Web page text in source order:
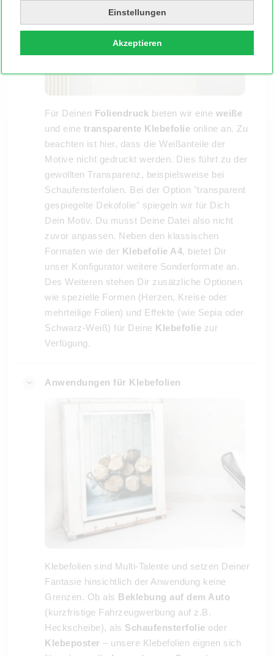
Einstellungen
Akzeptieren
Für Deinen Foliendruck bieten wir eine weiße
und eine transparente Klebefolie online an. Zu
beachten ist hier, dass die Weißanteile der
Motive nicht gedruckt werden. Dies führt zu der
gewollten Transparenz, beispielsweise bei
Schaufensterfolien. Bei der Option "transparent
gespiegelte Dekofolie" spiegeln wir für Dich
Dein Motiv. Du musst Deine Datei also nicht
zuvor anpassen. Neben den klassischen
Formaten wie der Klebefolie A4, bietet Dir
unser Konfigurator weitere Sonderformate an.
Des Weiteren stehen Dir zusätzliche Optionen
wie spezielle Formen (Herzen, Kreise oder
mehrteilige Folien) und Effekte (wie Sepia oder
Schwarz-Weiß) für Deine Klebefolie zur
Verfügung.
Anwendungen für Klebefolien
Klebefolien sind Multi-Talente und setzen Deiner
Fantasie hinsichtlich der Anwendung keine
Grenzen. Ob als Beklebung auf dem Auto
(kurzfristige Fahrzeugwerbung auf z.B.
Heckscheibe), als Schaufensterfolie oder
Klebeposter – unsere Klebefolien eignen sich